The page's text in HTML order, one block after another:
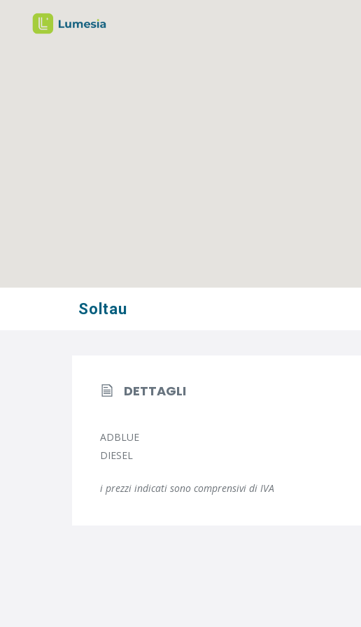
Soltau
DETTAGLI
ADBLUE
DIESEL
i prezzi indicati sono comprensivi di IVA